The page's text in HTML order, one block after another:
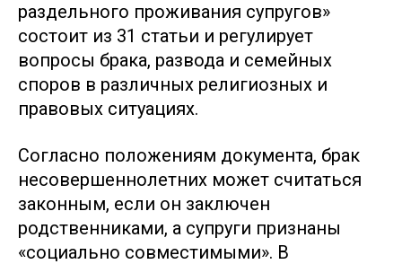
раздельного проживания супругов»
состоит из 31 статьи и регулирует
вопросы брака, развода и семейных
споров в различных религиозных и
правовых ситуациях.
Согласно положениям документа, брак
несовершеннолетних может считаться
законным, если он заключен
родственниками, а супруги признаны
«социально совместимыми». В